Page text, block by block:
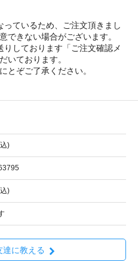
ているため、ご注文頂きまし
できない場合がございます。
しております「ご注文確認メ
いております。
とぞご了承ください。
)
)
達に教える